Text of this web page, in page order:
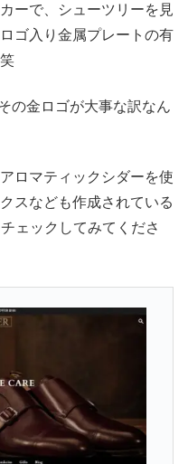
ーで、シューツリーを見
ゴ入り金属プレートの有
の金ロゴが大事な訳なん
ロマティックシダーを使
スなども作成されている
ェックしてみてくださ